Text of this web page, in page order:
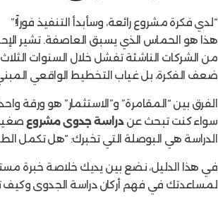
“لدي فكرة مشروع رائعة، وسأبدأ التنفيذ فوراً!”
من الشركات الناشئة تفشل خلال السنوات
ضعف الفكرة، بل غياب التخطيط الواقعي المبني
الفرق بين “المقامرة” و”الاستثمار” هو ورقة
سواء كنت تبحث عندراسة جدوى مشروع
الدراسة هي البوصلة التي تخبرك: “هل تكمل
في هذا الدليل، نضع بين يديك خلاصة خبرة
لمساعدتك في فهم أركان دراسة الجدوى وكيف